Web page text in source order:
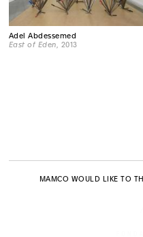
Adel Abdessemed
East of Eden , 2013
MAMCO WOULD LIKE TO